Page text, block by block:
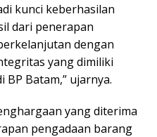
kunci keberhasilan
dari penerapan
dengan
yang dimiliki
Batam,” ujarnya.
yang diterima
pengadaan barang